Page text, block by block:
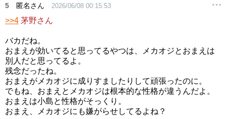
5 匿名さん 2026/06/08 00:15:53
>>4 茅野さん
バカだね。
おまえが効いてると思ってるやつは、メカオジとおまえは
別人だと思ってるよ。
残念だったね。
おまえがメカオジに成りすましたりして頑張ったのに。
でもね、おまえとメカオジは根本的な性格が違うんだよ。
おまえは小島と性格がそっくり。
おまえ、メカオジにも嫌がらせしてるよね？